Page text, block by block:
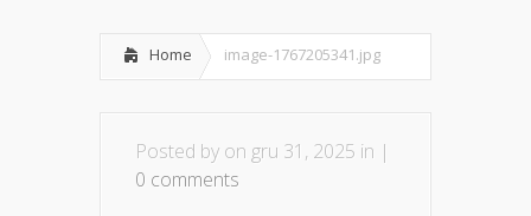
Home image-1767205341.jpg
Posted by on gru 31, 2025 in |
0 comments